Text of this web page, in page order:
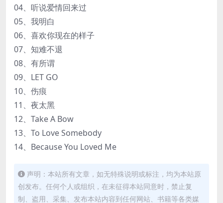
04、听说爱情回来过
05、我明白
06、喜欢你现在的样子
07、知难不退
08、有所谓
09、LET GO
10、伤痕
11、夜太黑
12、Take A Bow
13、To Love Somebody
14、Because You Loved Me
声明：本站所有文章，如无特殊说明或标注，均为本站原
创发布。任何个人或组织，在未征得本站同意时，禁止复
制、盗用、采集、发布本站内容到任何网站、书籍等各类媒